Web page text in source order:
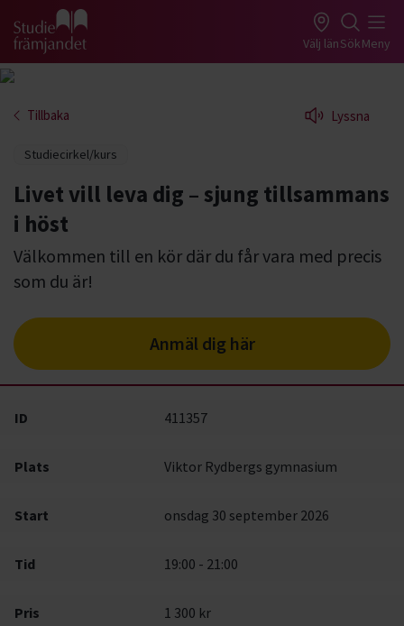
Gå till studiefrämjandets startsida Välj länSökMeny
Tillbaka Lyssna
Studiecirkel/kurs
Livet vill leva dig – sjung tillsammans
i höst
Välkommen till en kör där du får vara med precis
som du är!
Anmäl dig här
ID 411357
Plats Viktor Rydbergs gymnasium
Start onsdag 30 september 2026
Tid 19:00 - 21:00
Pris 1 300 kr